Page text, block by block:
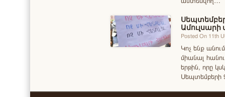
Ամուլսարի
Posted On 11th
Կոչ ենք
միանալ
երթին, որը
Սեպտեմբերի